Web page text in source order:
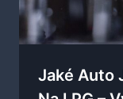
Jaké Auto